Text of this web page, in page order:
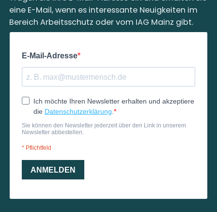
eine E-Mail, wenn es interessante Neuigkeiten im
Bereich Arbeitsschutz oder vom IAG Mainz gibt.